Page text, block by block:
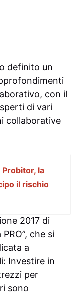
definito un
con il
di vari
collaborative
Probitor, la
il rischio
2017 di
che si
a
Investire in
per
sono